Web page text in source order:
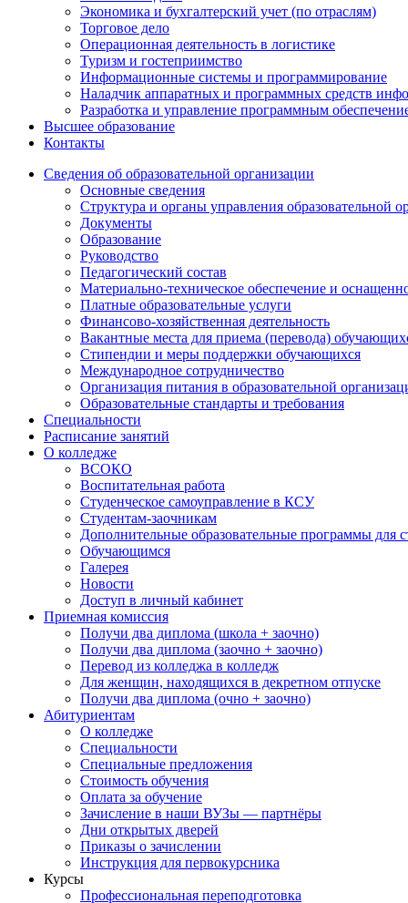
Экономика и бухгалтерский учет (по отраслям)
Торговое дело
Операционная деятельность в логистике
Туризм и гостеприимство
Информационные системы и программирование
Наладчик аппаратных и программных средств
Разработка и управление программным
Высшее образование
Контакты
Сведения об образовательной организации
Основные сведения
Структура и органы управления образовательной
Документы
Образование
Руководство
Педагогический состав
Материально-техническое обеспечение и
Платные образовательные услуги
Финансово-хозяйственная деятельность
Вакантные места для приема (перевода)
Стипендии и меры поддержки обучающихся
Международное сотрудничество
Организация питания в образовательной
Образовательные стандарты и требования
Специальности
Расписание занятий
О колледже
ВСОКО
Воспитательная работа
Студенческое самоуправление в КСУ
Студентам-заочникам
Дополнительные образовательные программы для
Обучающимся
Галерея
Новости
Доступ в личный кабинет
Приемная комиссия
Получи два диплома (школа + заочно)
Получи два диплома (заочно + заочно)
Перевод из колледжа в колледж
Для женщин, находящихся в декретном отпуске
Получи два диплома (очно + заочно)
Абитуриентам
О колледже
Специальности
Специальные предложения
Стоимость обучения
Оплата за обучение
Зачисление в наши ВУЗы — партнёры
Дни открытых дверей
Приказы о зачислении
Инструкция для первокурсника
Курсы
Профессиональная переподготовка